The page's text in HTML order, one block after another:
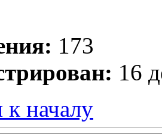
173
16
к началу